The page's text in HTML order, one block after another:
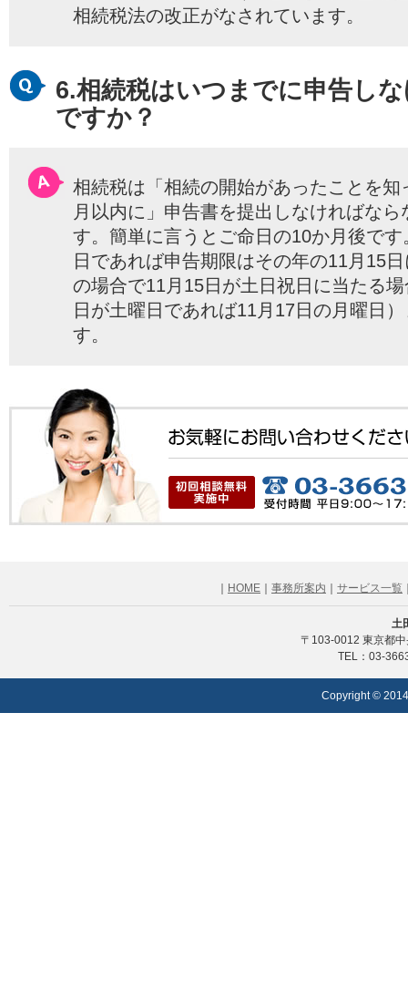
相続税法の改正がなされています。
6.相続税はいつまでに申告し
ですか？
相続税は「相続の開始があったことを
月以内に」申告書を提出しなければな
す。簡単に言うとご命日の10か月後で
日であれば申告期限はその年の11月15
の場合で11月15日が土日祝日に当たる
日が土曜日であれば11月17日の月曜日
す。
HOME 事務所案内 サービス一覧
土
〒103-0012 東京都
TEL：03-
Copyright ©